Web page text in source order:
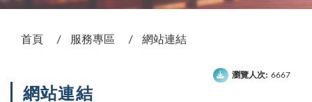
首頁 服務專區 網站連結
瀏覽人次: 6667
網站連結